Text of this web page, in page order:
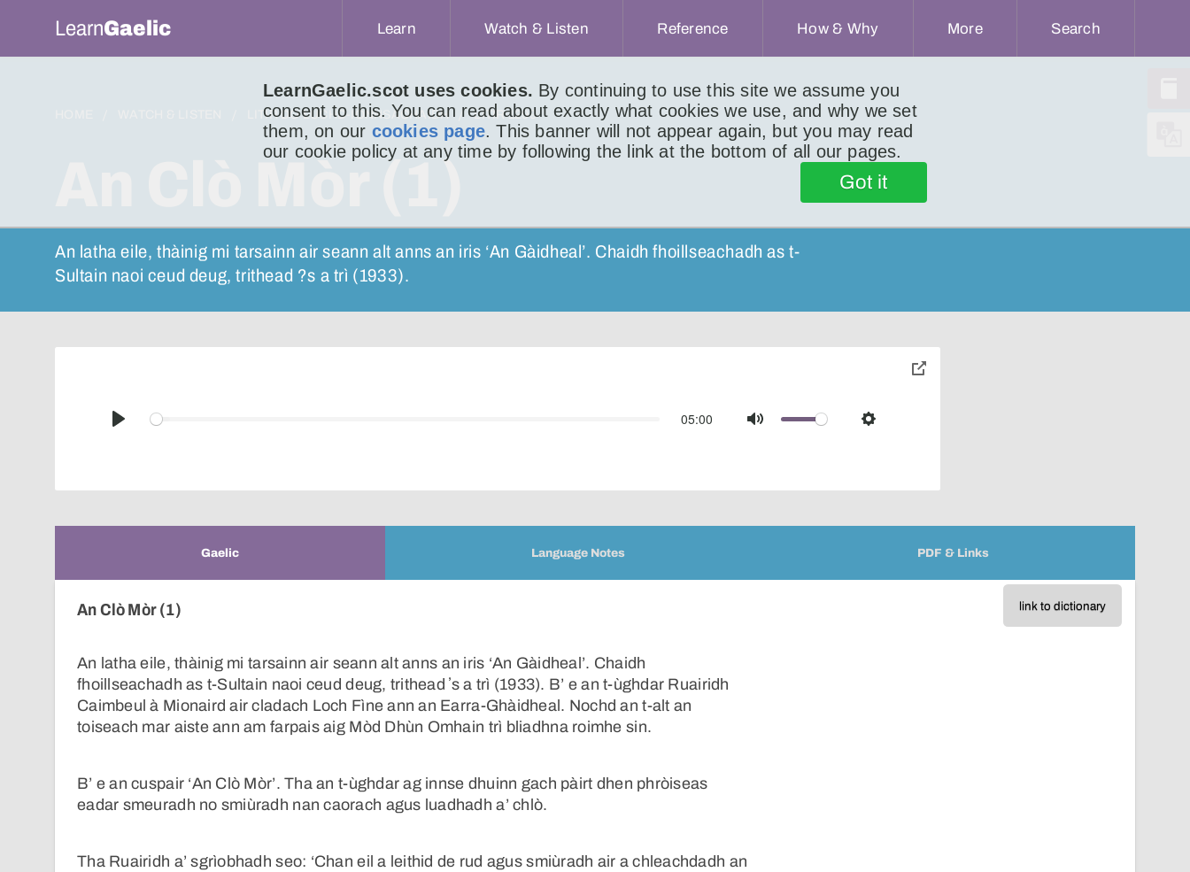
LearnGaelic.scot uses cookies. By continuing to use this site we assume you
consent to this. You can read about exactly what cookies we use, and why we set
them, on our cookies page. This banner will not appear again, but you may read
our cookie policy at any time by following the link at the bottom of all our pages.
Got it
LearnGaelic Learn Watch & Listen Reference How & Why More Search
LITIR DO LUCHD-IONNSACHAIDH LITIR 1299
An Clò Mòr (1)
An latha eile, thàinig mi tarsainn air seann alt anns an iris ‘An Gàidheal’. Chaidh fhoillseachadh as t-
Sultain naoi ceud deug, trithead ?s a trì (1933).
Play
05:00
Mute Settings
toggle
Gaelic Language Notes PDF & Links
link to dictionary
An Clò Mòr (1)
An latha eile, thàinig mi tarsainn air seann alt anns an iris ‘An Gàidheal’. Chaidh
fhoillseachadh as t-Sultain naoi ceud deug, trithead ʼs a trì (1933). B’ e an t-ùghdar Ruairidh
Caimbeul à Mionaird air cladach Loch Fìne ann an Earra-Ghàidheal. Nochd an t-alt an
toiseach mar aiste ann am farpais aig Mòd Dhùn Omhain trì bliadhna roimhe sin.
B’ e an cuspair ‘An Clò Mòr’. Tha an t-ùghdar ag innse dhuinn gach pàirt dhen phròiseas
eadar smeuradh no smiùradh nan caorach agus luadhadh a’ chlò.
Tha Ruairidh a’ sgrìobhadh seo: ‘Chan eil a leithid de rud agus smiùradh air a chleachdadh an